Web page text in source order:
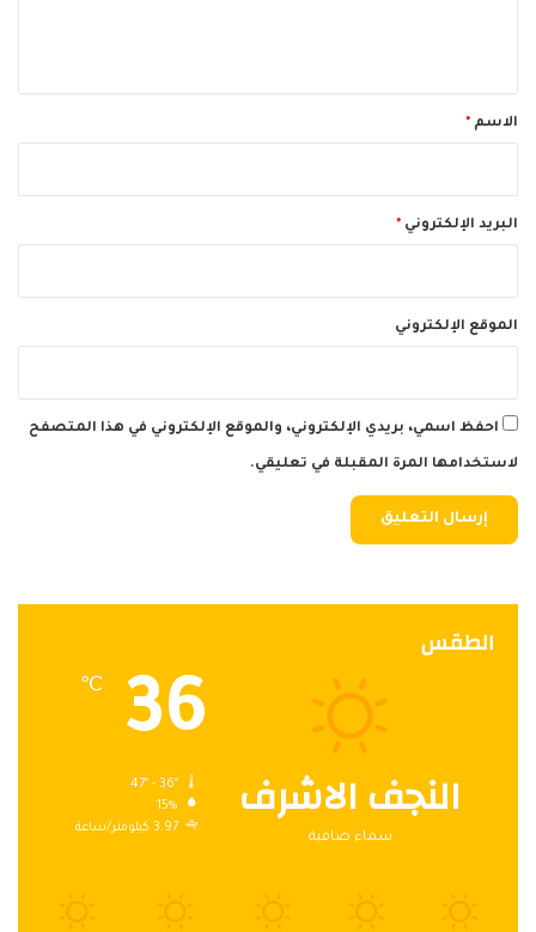
*الاسم *
البريد الإلكتروني *
الموقع الإلكتروني
احفظ اسمي، بريدي الإلكتروني، والموقع الإلكتروني في هذا المتصفح
لاستخدامها المرة المقبلة في تعليقي.
الطقس
النجف الاشرف
سماء صافية
36
℃
15%
3.97 كيلومتر/ساعة